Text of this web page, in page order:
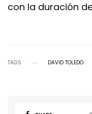
con la duración
TAGS DAVID TOLEDO